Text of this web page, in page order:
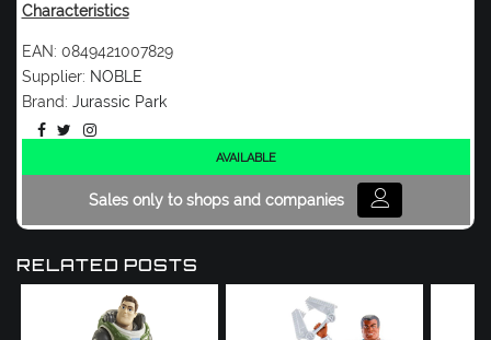
Characteristics
EAN: 0849421007829
Supplier: NOBLE
Brand: Jurassic Park
AVAILABLE
Sales only to shops and companies
RELATED POSTS